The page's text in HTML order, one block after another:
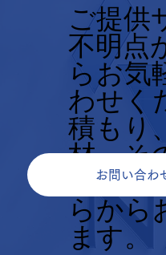
ご提供
不明点
らお気
わせく
積もり
材、そ
合せ
らから
ます。
お問い合わ